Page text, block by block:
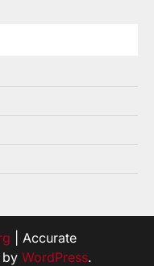
| Accurate
by WordPress.